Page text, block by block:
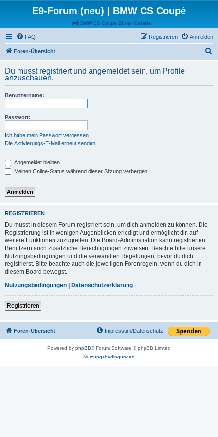
E9-Forum (neu) | BMW CS Coupé
BMW CS Coupe Bilder Galerie
FAQ Anmelden
Registrieren
Foren-Übersicht
h
Du musst registriert und angemeldet sein, um Profile
anzuschauen.
Benutzername:
Passwort:
Ich habe mein Passwort vergessen
Die Aktivierungs-E-Mail erneut senden
Angemeldet bleiben
Meinen Online-Status während dieser Sitzung verbergen
REGISTRIEREN
Du musst in diesem Forum registriert sein, um dich anmelden zu können. Die
Registrierung ist in wenigen Augenblicken erledigt und ermöglicht dir, auf
weitere Funktionen zuzugreifen. Die Board-Administration kann registrierten
Benutzern auch zusätzliche Berechtigungen zuweisen. Beachte bitte unsere
Nutzungsbedingungen und die verwandten Regelungen, bevor du dich
registrierst. Bitte beachte auch die jeweiligen Forenregeln, wenn du dich in
diesem Board bewegst.
Nutzungsbedingungen | Datenschutzerklärung
Registrieren
Foren-Übersicht Impressum/Datenschutz
Powered by phpBB® Forum Software © phpBB Limited
Nutzungsbedingungen